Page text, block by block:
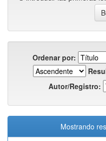
Ordenar por:
Autor/Registro:
Mostrando